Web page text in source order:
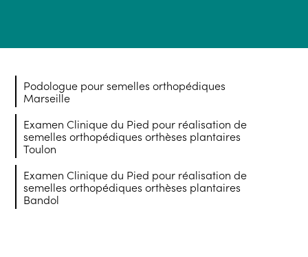
Podologue pour semelles orthopédiques
Marseille
Examen Clinique du Pied pour réalisation de
semelles orthopédiques orthèses plantaires
Toulon
Examen Clinique du Pied pour réalisation de
semelles orthopédiques orthèses plantaires
Bandol